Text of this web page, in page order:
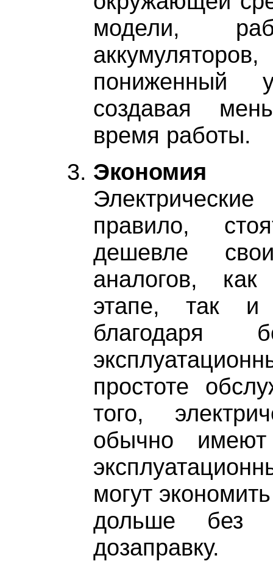
модели,
пониженный
создавая
время работы.
правило,
дешевле
аналогов,
этапе, так и
благодаря
простоте
того,
обычно
могут
дольше без
дозаправку.